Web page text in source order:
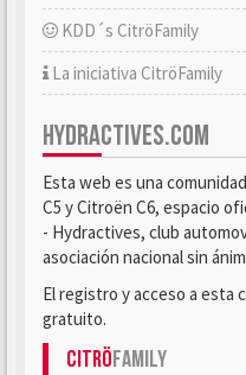
KDD´s CitröFamily
La iniciativa CitröFamily
HYDRACTIVES.COM
Esta web es una
C5 y Citroën C6, espacio
- Hydractives, club
asociación nacional sin
El registro y acceso a esta
gratuito.
CitröFamily